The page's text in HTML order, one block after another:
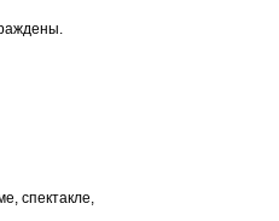
спектакле,